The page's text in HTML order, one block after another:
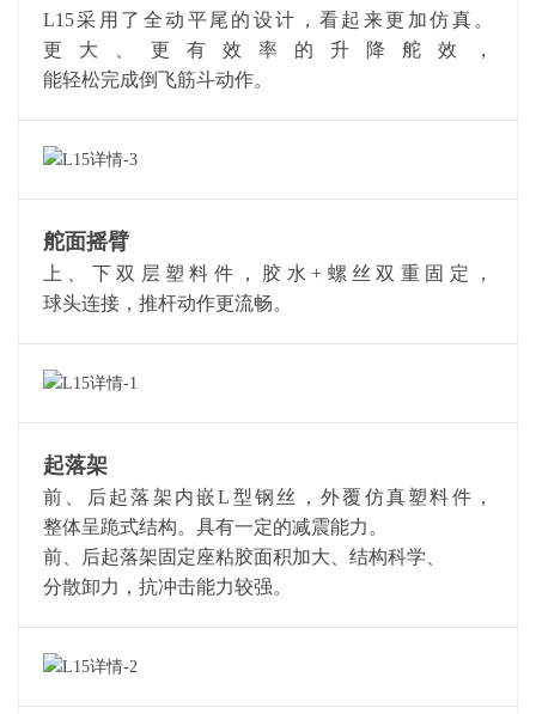
L15采用了全动平尾的设计，看起来更加仿真。
更大、更有效率的升降舵效，
能轻松完成倒飞筋斗动作。
舵面摇臂
上、下双层塑料件，胶水+螺丝双重固定，
球头连接，推杆动作更流畅。
起落架
前、后起落架内嵌L型钢丝，外覆仿真塑料件，
整体呈跪式结构。具有一定的减震能力。
前、后起落架固定座粘胶面积加大、结构科学、
分散卸力，抗冲击能力较强。